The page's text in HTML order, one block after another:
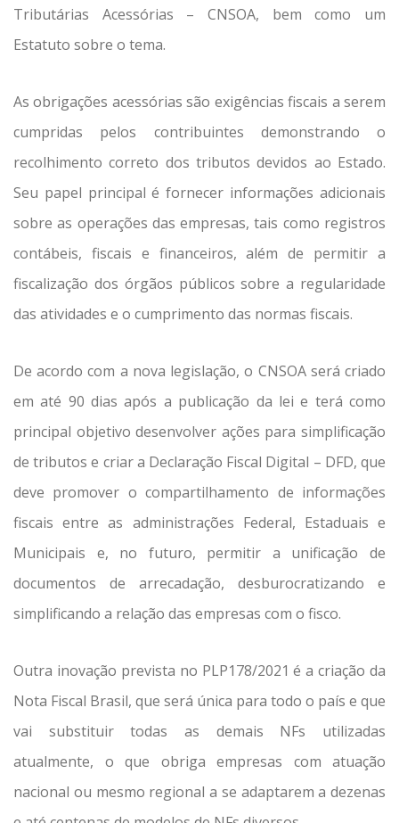
Tributárias Acessórias – CNSOA, bem como um
Estatuto sobre o tema.
As obrigações acessórias são exigências fiscais a serem
cumpridas pelos contribuintes demonstrando o
recolhimento correto dos tributos devidos ao Estado.
Seu papel principal é fornecer informações adicionais
sobre as operações das empresas, tais como registros
contábeis, fiscais e financeiros, além de permitir a
fiscalização dos órgãos públicos sobre a regularidade
das atividades e o cumprimento das normas fiscais.
De acordo com a nova legislação, o CNSOA será criado
em até 90 dias após a publicação da lei e terá como
principal objetivo desenvolver ações para simplificação
de tributos e criar a Declaração Fiscal Digital – DFD, que
deve promover o compartilhamento de informações
fiscais entre as administrações Federal, Estaduais e
Municipais e, no futuro, permitir a unificação de
documentos de arrecadação, desburocratizando e
simplificando a relação das empresas com o fisco.
Outra inovação prevista no PLP178/2021 é a criação da
Nota Fiscal Brasil, que será única para todo o país e que
vai substituir todas as demais NFs utilizadas
atualmente, o que obriga empresas com atuação
nacional ou mesmo regional a se adaptarem a dezenas